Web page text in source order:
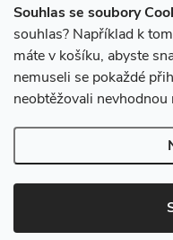
Souhlas se soubory
souhlas? Například k
máte v košíku, abyste
nemuseli se pokaždé
neobtěžovali nevhodnou
Instagram
e-